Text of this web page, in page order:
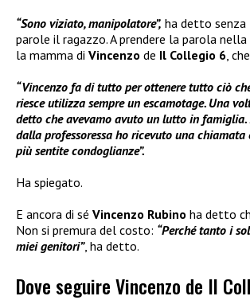
“Sono viziato, manipolatore”, ha detto senza
parole il ragazzo. A prendere la parola
la mamma di Vincenzo de Il Collegio 6 ,
“Vincenzo fa di tutto per ottenere tutto ciò
riesce utilizza sempre un escamotage. Una
detto che avevamo avuto un lutto in
dalla professoressa ho ricevuto una chiamata
più sentite condoglianze”.
Ha spiegato.
E ancora di sé Vincenzo Rubino ha detto
Non si premura del costo: “Perché tanto i
miei genitori”, ha detto.
Dove seguire Vincenzo de Il